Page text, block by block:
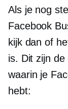
Als je nog
Facebook
kijk dan of
is. Dit zijn
waarin je
hebt: